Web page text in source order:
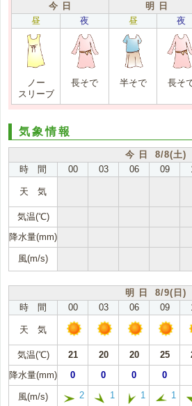
今 日
明 日
昼
夜 昼 夜
ノー
スリーブ
長そで 半そで 長そ
気象情報
今 日 8/8(土)
時 間
00 03 06 09
天 気
気温(℃)
降水量(mm)
風(m/s)
明 日 8/9(日)
時 間
00 03 06 09
天 気
気温(℃) 21 20 20 25
降水量(mm)
0 0 0 0
風(m/s) 2 1 1 1